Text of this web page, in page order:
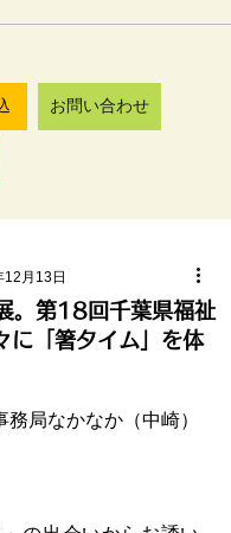
お問い合わせ
。第18回千葉県福祉
「箸タイム」を体
月13日
ています。
務局なかなか（中崎）